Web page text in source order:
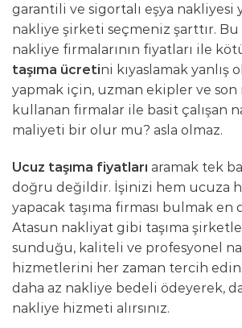
garantili ve sigortalı eşya nakliyesi
nakliye şirketi seçmeniz şarttır. Bu
nakliye firmalarının fiyatları ile
taşıma ücretini kıyaslamak yanlış
yapmak için, uzman ekipler ve son
kullanan firmalar ile basit çalışan
maliyeti bir olur mu? asla olmaz.
Ucuz taşıma fiyatları aramak tek
doğru değildir. İşinizi hem ucuza
yapacak taşıma firması bulmak
Atasun nakliyat gibi taşıma
sunduğu, kaliteli ve profesyonel
hizmetlerini her zaman tercih
daha az nakliye bedeli ödeyerek,
nakliye hizmeti alırsınız.